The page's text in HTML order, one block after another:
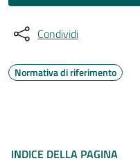
Condividi
Normativa di riferimento
INDICE DELLA PAGINA